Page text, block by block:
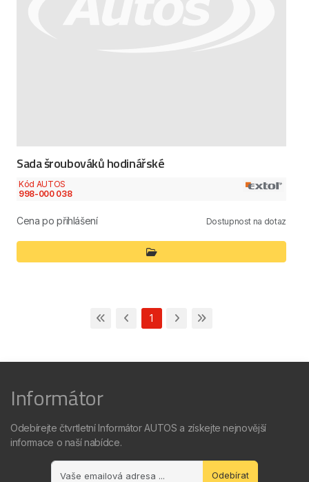
Sada šroubováků hodinářské
Kód AUTOS
998-000 038
Cena po přihlášení Dostupnost na dotaz
1
Informátor
Odebírejte čtvrtletní Informátor AUTOS a získejte nejnovější
informace o naší nabídce.
Odebírat